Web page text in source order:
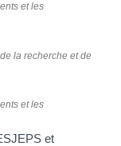
et les
la recherche et de
et les
et